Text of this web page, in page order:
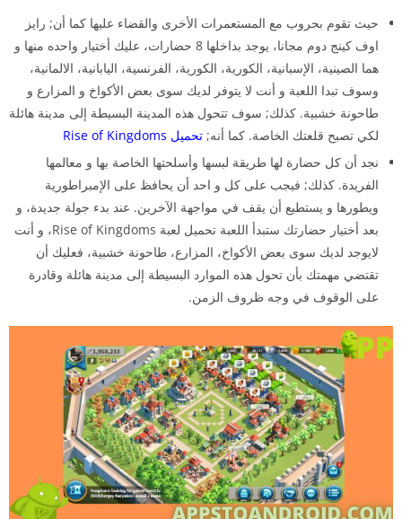
حيث تقوم بحروب مع المستعمرات الأخرى والقضاء عليها كما أن; رايز
اوف كينج دوم مجانا، يوجد بداخلها 8 حضارات، عليك أختيار واحده منها و
هما الصينية، الإسبانية، الكورية، الكورية، الفرنسية، اليابانية، الالمانية،
وسوف تبدا اللعبة و أنت لا يتوفر لديك سوى بعض الأكواخ و المزارع و
طاحونة خشبية. كذلك; سوف تتحول هذه المدينة البسيطة إلى مدينة هائلة
لكي تصبح قلعتك الخاصة. كما أنه; تحميل Rise of Kingdoms
نجد أن كل حضارة لها طريقة لبسها وأسلحتها الخاصة بها و معالمها
الفريدة. كذلك; فيجب على كل و احد أن يحافظ على الإمبراطورية
ويطورها و يستطيع أن يقف في مواجهة الآخرين. عند بدء جولة جديدة، و
بعد أختيار حضارتك ستبدأ اللعبة تحميل لعبة Rise of Kingdoms، و أنت
لايوجد لديك سوى بعض الأكواخ، المزارع، طاحونة خشبية، فعليك أن
تقتضي مهمتك بأن تحول هذه الموارد البسيطة إلى مدينة هائلة وقادرة
على الوقوف في وجه ظروف الزمن.